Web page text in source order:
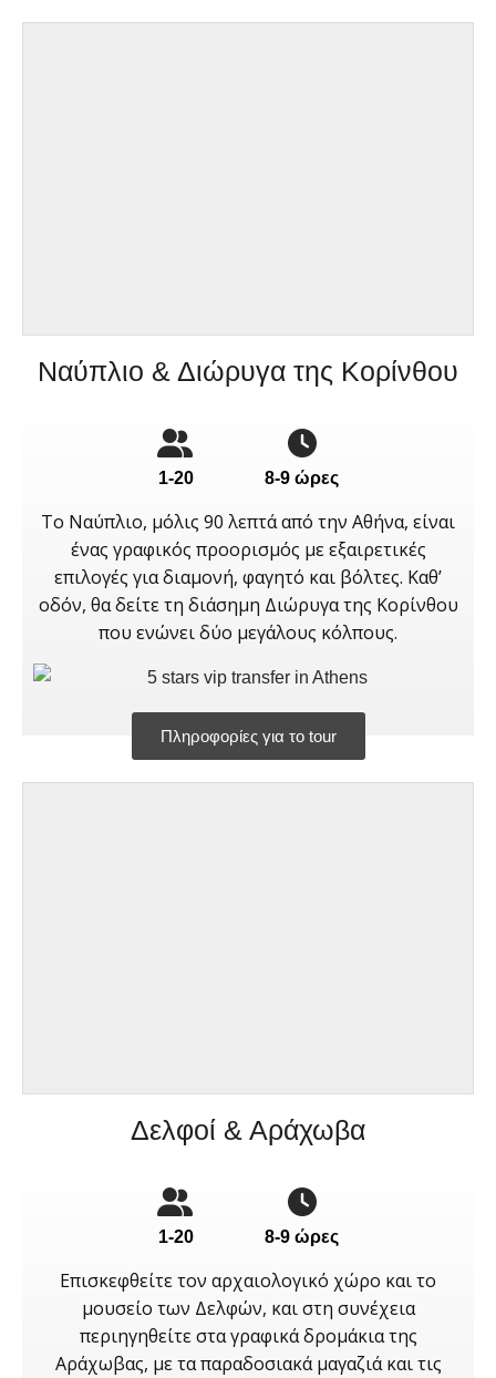
Ναύπλιο & Διώρυγα της Κορίνθου
1-20 8-9 ώρες
Το Ναύπλιο, μόλις 90 λεπτά από την Αθήνα, είναι
ένας γραφικός προορισμός με εξαιρετικές
επιλογές για διαμονή, φαγητό και βόλτες. Καθ’
οδόν, θα δείτε τη διάσημη Διώρυγα της Κορίνθου
που ενώνει δύο μεγάλους κόλπους.
Πληροφορίες για το tour
Δελφοί & Αράχωβα
1-20 8-9 ώρες
Επισκεφθείτε τον αρχαιολογικό χώρο και το
μουσείο των Δελφών, και στη συνέχεια
περιηγηθείτε στα γραφικά δρομάκια της
Αράχωβας, με τα παραδοσιακά μαγαζιά και τις